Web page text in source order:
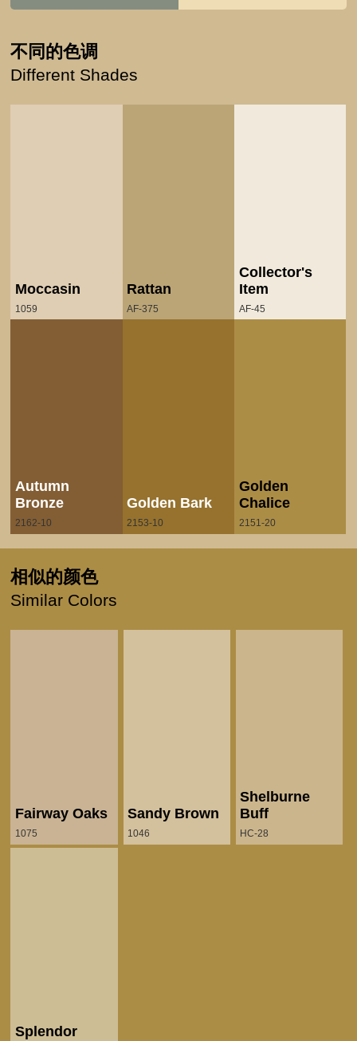
不同的色调
Different Shades
Moccasin
1059
Rattan
AF-375
Collector's
Item
AF-45
Autumn
Bronze
2162-10
Golden Bark
2153-10
Golden
Chalice
2151-20
相似的颜色
Similar Colors
Fairway Oaks
1075
Sandy Brown
1046
Shelburne
Buff
HC-28
Splendor